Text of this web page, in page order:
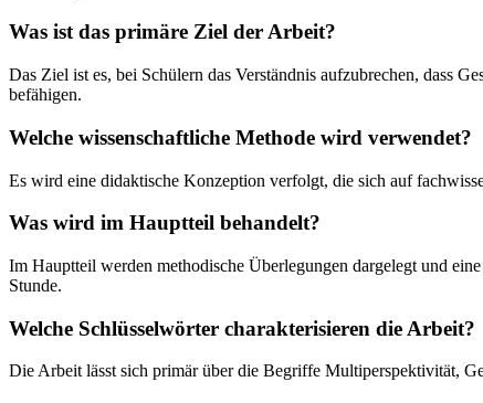
Was ist das primäre Ziel der Arbeit?
Das Ziel ist es, bei Schülern das Verständnis aufzubrechen, dass
befähigen.
Welche wissenschaftliche Methode wird verwendet?
Es wird eine didaktische Konzeption verfolgt, die sich auf
Was wird im Hauptteil behandelt?
Im Hauptteil werden methodische Überlegungen dargelegt und
Stunde.
Welche Schlüsselwörter charakterisieren die Arbeit?
Die Arbeit lässt sich primär über die Begriffe Multiperspektivität,